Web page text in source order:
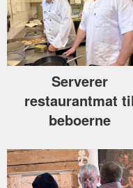
Serverer
restaurantmat
beboerne